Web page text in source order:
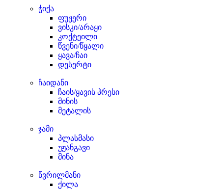
ჭიქა
ფუჟერი
ვისკი/არაყი
კოქტეილი
წვენი/წყალი
ყავა/ჩაი
დესერტი
ჩაიდანი
ჩაის/ყავის პრესი
მინის
მეტალის
ჯამი
პლასმასი
უჟანგავი
მინა
წვრილმანი
ქილა